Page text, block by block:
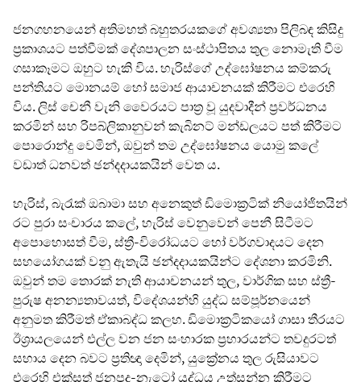
ජනගහනයෙන් අතිමහත් බහුතරයකගේ අවශ්‍යතා පිලිබඳ කිසිදු
ප්‍රකාශයට පත්වීමක් දේශපාලන සංස්ථාපිතය තුල නොමැති වීම
ගසාකෑමට ඔහුට හැකි විය. හැරිස්ගේ උද්ඝෝෂනය කම්කරු
පන්තියට මොනයම් හෝ සමාජ ආයාචනයක් කිරීමට එරෙහි
විය. ලිස් චෙනී වැනි වෛරයට පාත්‍ර වූ යුදවාදීන් ප්‍රවර්ධනය
කරමින් සහ රිපබ්ලිකානුවන් කැබිනට් මන්ඩලයට පත් කිරීමට
පොරොන්දු වෙමින්, ඔවුන් තම උද්ඝෝෂනය යොමු කලේ
වඩාත් ධනවත් ඡන්දදායකයින් වෙත ය.
හැරිස්, බැරැක් ඔබාමා සහ අනෙකුත් ඩිමොක්‍රටික් නියෝජිතයින්
රට පුරා සංචාරය කලේ, හැරිස් වෙනුවෙන් පෙනී සිටීමට
අපොහොසත් වීම, ස්ත්‍රී-විරෝධයට හෝ වර්ගවාදයට දෙන
සහයෝගයක් වනු ඇතැයි ඡන්දදායකයින්ට දේශනා කරමිනි.
ඔවුන් තම තොරක් නැති ආයාචනයන් තුල, වාර්ගික සහ ස්ත්‍රී-
පුරුෂ අනන්‍යතාවයත්, විදේශයන්හි යුද්ධ සම්පූර්නයෙන්
අනුමත කිරීමත් ඒකාබද්ධ කලහ. ඩිමොක්‍රටිකයෝ ගාසා තීරයට
ඊශ්‍රායලයෙන් එල්ල වන ජන සංහාරක ප්‍රහාරයන්ට තවදුරටත්
සහාය දෙන බවට ප්‍රතිඥා දෙමින්, යුක්‍රේනය තුල රුසියාවට
එරෙහි එක්සත් ජනපද-නැටෝ යුද්ධය උත්සන්න කිරීමට